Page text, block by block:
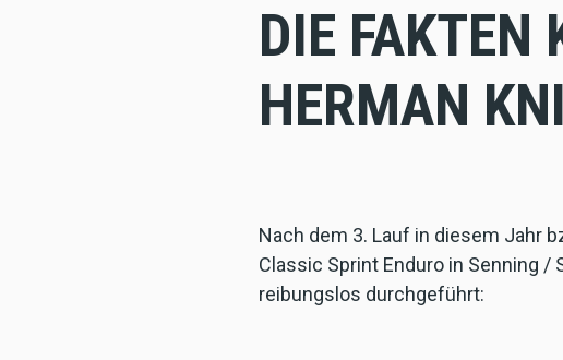
DIE FAKTEN
HERMAN
Nach dem 3. Lauf in diesem Jahr
Classic Sprint Enduro in Senning
reibungslos durchgeführt: